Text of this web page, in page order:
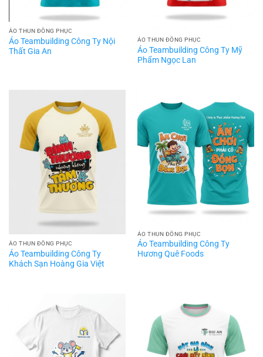
ÁO THUN ĐỒNG PHỤC
Áo Teambuilding Công Ty Nội
Thất Gia An
ÁO THUN ĐỒNG PHỤC
Áo Teambuilding Công Ty Mỹ
Phẩm Ngọc Lan
ÁO THUN ĐỒNG PHỤC
Áo Teambuilding Công Ty
Khách Sạn Hoàng Gia Việt
ÁO THUN ĐỒNG PHỤC
Áo Teambuilding Công Ty
Hương Quê Foods